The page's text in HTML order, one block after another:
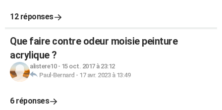
12 réponses
Que faire contre odeur moisie peinture
acrylique ?
alistere10- 15 oct. 2017 à 23:12
Paul-Bernard - 17 avr. 2023 à 13:49
6 réponses